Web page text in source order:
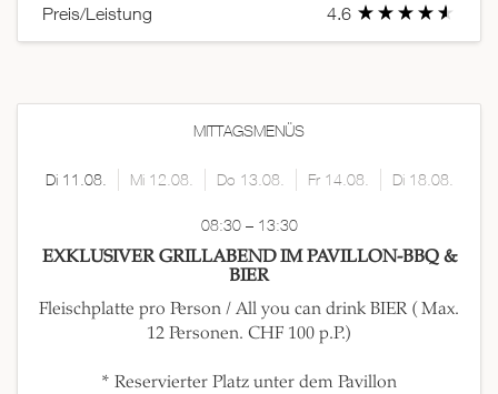
Preis/Leistung 4.6
MITTAGSMENÜS
Di 11.08. Mi 12.08. Do 13.08. Fr 14.08. Di 18.08.
08:30 – 13:30
EXKLUSIVER GRILLABEND IM PAVILLON-BBQ &
BIER
Fleischplatte pro Person / All you can drink BIER ( Max.
12 Personen. CHF 100 p.P.)
* Reservierter Platz unter dem Pavillon